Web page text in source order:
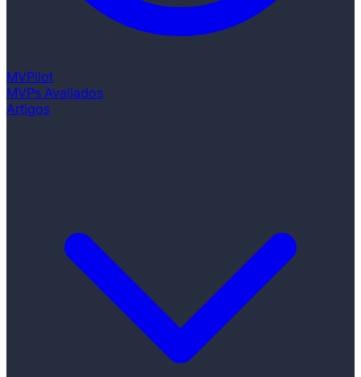
MVPilot
MVPs Avaliados
Artigos